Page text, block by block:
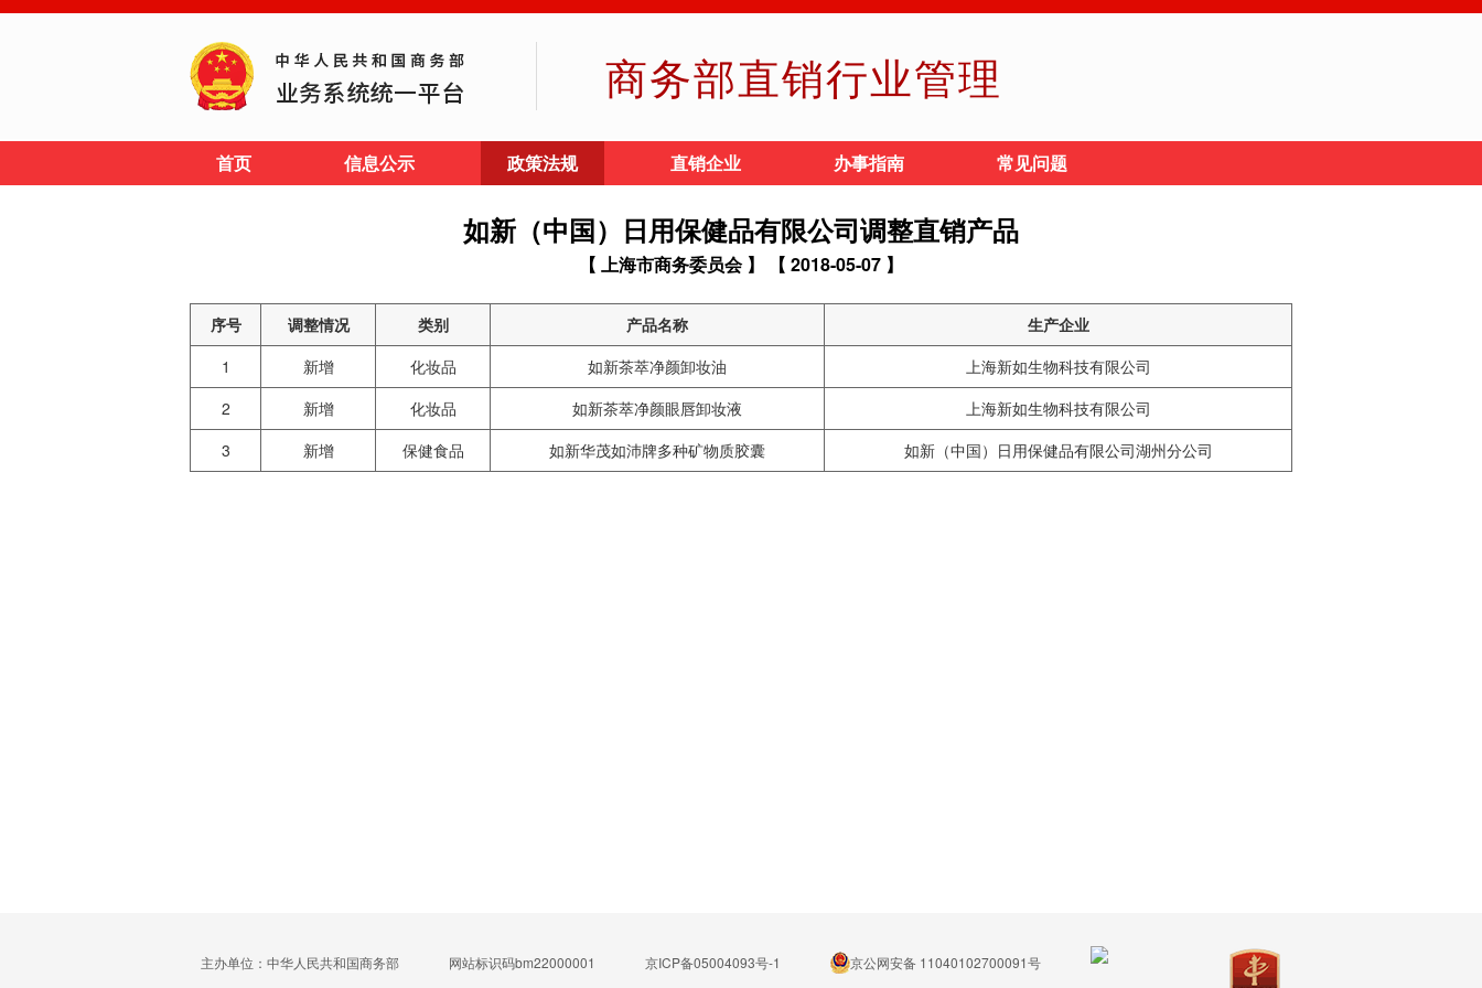
商务部直销行业管理
首页 信息公示 政策法规 直销企业 办事指南 常见问题
如新（中国）日用保健品有限公司调整直销产品
【 上海市商务委员会 】 【 2018-05-07 】
序号 调整情况 类别 产品名称
生产企业
1
新增 化妆品 如新茶萃净颜卸妆油
上海新如生物科技有限公司
2
新增 化妆品 如新茶萃净颜眼唇卸妆液
上海新如生物科技有限公司
3
新增 保健食品 如新华茂如沛牌多种矿物质胶囊 如新（中国）日用保健品有限公司湖州分公司
主办单位：中华人民共和国商务部 网站标识码bm22000001 京ICP备05004093号-1
京公网安备 11040102700091号